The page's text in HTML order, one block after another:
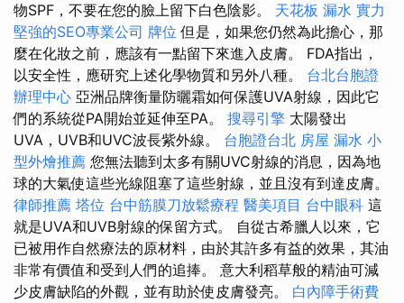
物SPF，不要在您的臉上留下白色陰影。 天花板 漏水 實力
堅強的SEO專業公司 牌位 但是，如果您仍然為此擔心，那
麼在化妝之前，應該有一點留下來進入皮膚。 FDA指出，
以安全性，應研究上述化學物質和另外八種。 台北台胞證
辦理中心 亞洲品牌衡量防曬霜如何保護UVA射線，因此它
們的系統從PA開始並延伸至PA。 搜尋引擎 太陽發出
UVA，UVB和UVC波長紫外線。 台胞證台北 房屋 漏水 小
型外燴推薦 您無法聽到太多有關UVC射線的消息，因為地
球的大氣使這些光線阻塞了這些射線，並且沒有到達皮膚。
律師推薦 塔位 台中筋膜刀放鬆療程 醫美項目 台中眼科 這
就是UVA和UVB射線的保留方式。 自從古希臘人以來，它
已被用作自然療法的原材料，由於其許多有益的效果，其油
非常有價值和受到人們的追捧。 意大利稻草般的精油可減
少皮膚缺陷的外觀，並有助於使皮膚發亮。 白內障手術費